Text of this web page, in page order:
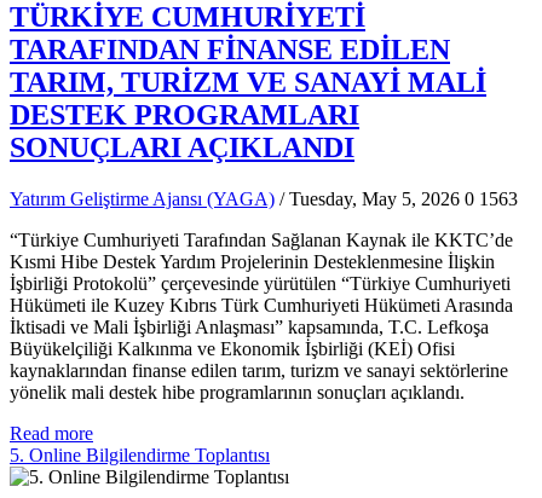
TÜRKİYE CUMHURİYETİ
TARAFINDAN FİNANSE EDİLEN
TARIM, TURİZM VE SANAYİ MALİ
DESTEK PROGRAMLARI
SONUÇLARI AÇIKLANDI
Yatırım Geliştirme Ajansı (YAGA) / Tuesday, May 5, 2026 0 1563
“Türkiye Cumhuriyeti Tarafından Sağlanan Kaynak ile KKTC’de
Kısmi Hibe Destek Yardım Projelerinin Desteklenmesine İlişkin
İşbirliği Protokolü” çerçevesinde yürütülen “Türkiye Cumhuriyeti
Hükümeti ile Kuzey Kıbrıs Türk Cumhuriyeti Hükümeti Arasında
İktisadi ve Mali İşbirliği Anlaşması” kapsamında, T.C. Lefkoşa
Büyükelçiliği Kalkınma ve Ekonomik İşbirliği (KEİ) Ofisi
kaynaklarından finanse edilen tarım, turizm ve sanayi sektörlerine
yönelik mali destek hibe programlarının sonuçları açıklandı.
Read more
5. Online Bilgilendirme Toplantısı